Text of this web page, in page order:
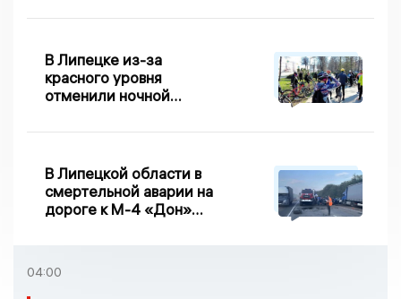
В Липецке из-за
красного уровня
отменили ночной
В Липецкой области в
смертельной аварии на
дороге к М-4 «Дон»
04:00